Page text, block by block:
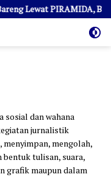
Lewat PIRAMIDA,
sosial dan wahana
jurnalistik
mengolah,
bentuk tulisan, suara,
grafik maupun dalam